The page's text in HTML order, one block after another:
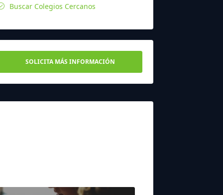
Buscar Colegios Cercanos
SOLICITA MÁS INFORMACIÓN